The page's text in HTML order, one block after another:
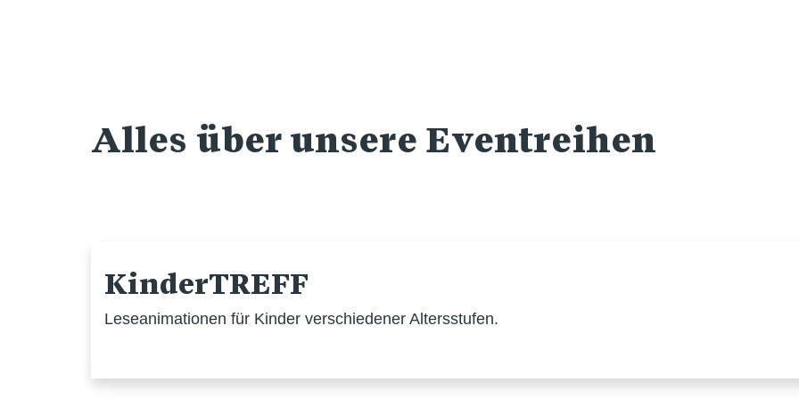
Alles über unsere Eventreihen
KinderTREFF
Leseanimationen für Kinder verschiedener Altersstufen.